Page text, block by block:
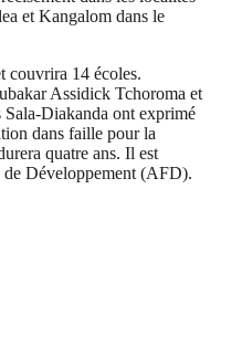
et Kangalom dans le
couvrira 14 écoles.
Assidick Tchoroma et
Diakanda ont exprimé
dans faille pour la
quatre ans. Il est
de Développement (AFD).